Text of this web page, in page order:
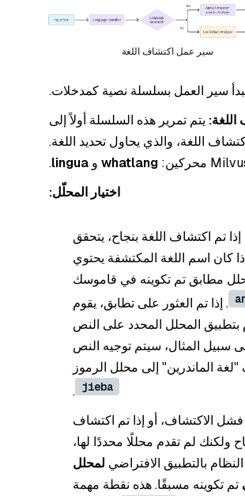
سير عمل اكتشاف اللغة
سير العمل بسلسلة نصية كمدخلات.
يتم تمرير هذه السلسلة أولاً إلى
اللغة، والذي يحاول تحديد اللغة.
whatlang و lingua
.
اختيار المحلّل:
إذا تم اكتشاف اللغة بنجاح، يتحقق
كان اسم اللغة المكتشفة يحتوي
مطابق تم تكوينه في قاموسك
. إذا تم العثور على تطابق، يقوم
بتطبيق المحلل المحدد على النص
سبيل المثال، سيتم توجيه النص
الماندرين" إلى محلل الرموز
jieba
.
فشل الاكتشاف، أو إذا تم اكتشاف
ولكنك لم تقدم محللًا محددًا لها،
بالتطبيق الافتراضي لمحلل
تم تكوينه مسبقًا. هذه نقطة مهمة